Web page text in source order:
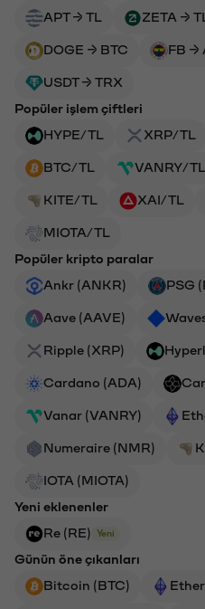
APT → TL ZETA → TL
DOGE → BTC FB →
USDT → TRX
Popüler işlem çiftleri
HYPE/TL
XRP/TL
BTC/TL VANRY/TL
KITE/TL XAI/TL
MIOTA/TL
Popüler kripto paralar
Ankr (ANKR)
PSG
Aave (AAVE)
Ripple (XRP)
Cardano (ADA)
Vanar (VANRY)
Numeraire (NMR)
IOTA (MIOTA)
Yeni eklenenler
Re (RE)
Yeni
Günün öne çıkanları
Bitcoin (BTC)